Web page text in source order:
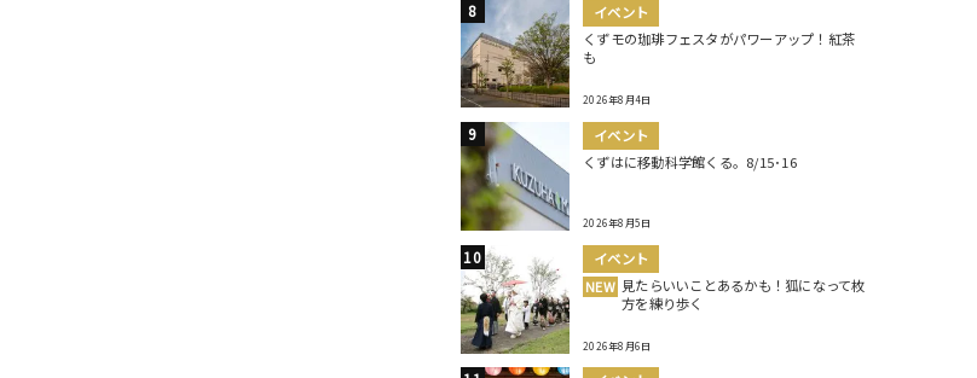
イベント
くずモの珈琲フェスタがパワーアップ！紅茶
も
2026年8月4日
イベント
くずはに移動科学館くる。8/15･16
2026年8月5日
イベント
NEW 見たらいいことあるかも！狐になって枚
方を練り歩く
2026年8月6日